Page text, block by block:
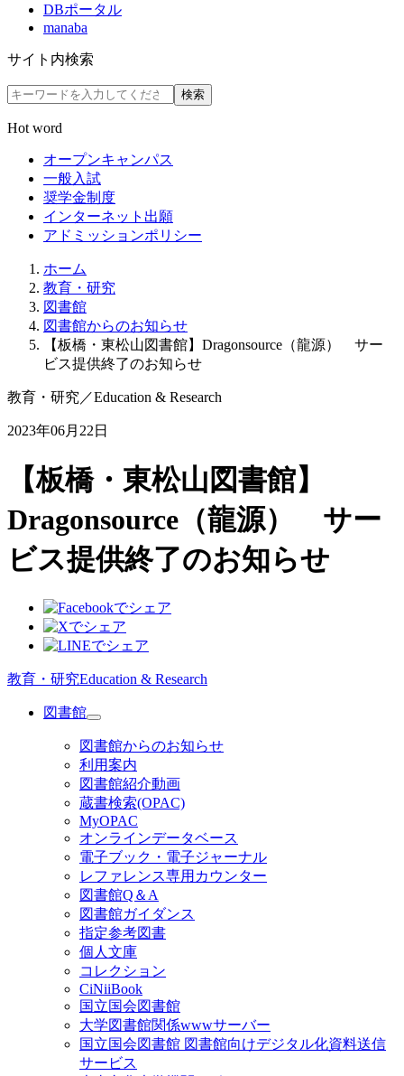
DBポータル
manaba
サイト内検索
検索
Hot word
オープンキャンパス
一般入試
奨学金制度
インターネット出願
アドミッションポリシー
ホーム
教育・研究
図書館
図書館からのお知らせ
【板橋・東松山図書館】Dragonsource（龍源） サー
ビス提供終了のお知らせ
教育・研究 ／Education & Research
2023年06月22日
【板橋・東松山図書館】
Dragonsource（龍源） サー
ビス提供終了のお知らせ
教育・研究Education & Research
図書館
図書館からのお知らせ
利用案内
図書館紹介動画
蔵書検索(OPAC)
MyOPAC
オンラインデータベース
電子ブック・電子ジャーナル
レファレンス専用カウンター
図書館Q＆A
図書館ガイダンス
指定参考図書
個人文庫
コレクション
CiNiiBook
国立国会図書館
大学図書館関係wwwサーバー
国立国会図書館 図書館向けデジタル化資料送信
サービス